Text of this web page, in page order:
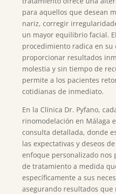
para aquellos que desean
nariz, corregir
un mayor equilibrio facial.
procedimiento radica en su
proporcionar resultados
molestia y sin tiempo de
permite a los pacientes
cotidianas de inmediato.
En la Clínica Dr. Pyfano,
rinomodelación en Málaga
consulta detallada, donde
las expectativas y deseos
enfoque personalizado
de tratamiento a medida
específicamente a sus
asegurando resultados que